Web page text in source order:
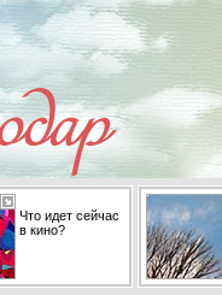
Что идет сейчас
в кино?